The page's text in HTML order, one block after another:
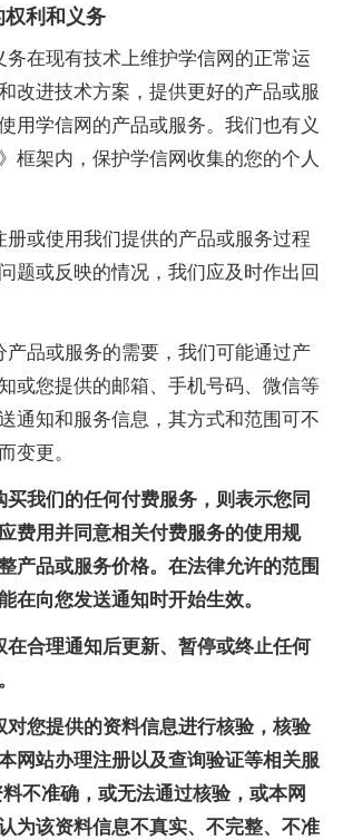
利和义务
务在现有技术上维护学信网的正常运
改进技术方案，提供更好的产品或服
用学信网的产品或服务。我们也有义
框架内，保护学信网收集的您的个人
册或使用我们提供的产品或服务过程
题或反映的情况，我们应及时作出回
产品或服务的需要，我们可能通过产
或您提供的邮箱、手机号码、微信等
通知和服务信息，其方式和范围可不
变更。
买我们的任何付费服务，则表示您同
费用并同意相关付费服务的使用规
产品或服务价格。在法律允许的范围
在向您发送通知时开始生效。
在合理通知后更新、暂停或终止任何
对您提供的资料信息进行核验，核验
网站办理注册以及查询验证等相关服
不准确，或无法通过核验，或本网
为该资料信息不真实、不完整、不准